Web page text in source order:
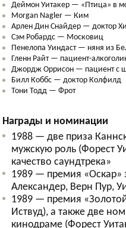
Деймон Уитакер — «Птица» в
Morgan Nagler — Ким
Арлен Дин Снайдер — доктор
Сэм Робардс — Московиц
Пенелопа Уиндаст — няня из
Гленн Райт — пациент-
Джордж Оррисон — пациент с
Билл Коббс — доктор Колфилд
Тони Тодд — Фрот
Награды и номинации
1988 — две приза
мужскую роль (Форест
качество саундтрека»
1989 — премия «Оскар»
Александер, Верн Пур,
1989 — премия
Иствуд), а также две
кинодраме (Форест